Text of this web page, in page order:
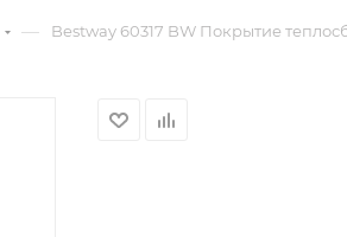
— Bestway 60317 BW Покрытие